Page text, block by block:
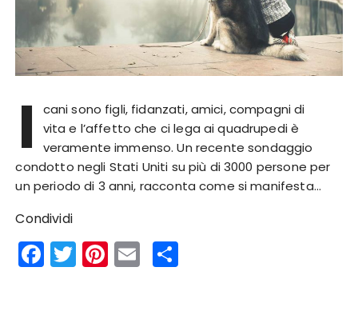
I
cani sono figli, fidanzati, amici, compagni di
vita e l’affetto che ci lega ai quadrupedi è
veramente immenso. Un recente sondaggio
condotto negli Stati Uniti su più di 3000 persone per
un periodo di 3 anni, racconta come si manifesta…
Condividi
F
a
T
w
Pi
n
E
m